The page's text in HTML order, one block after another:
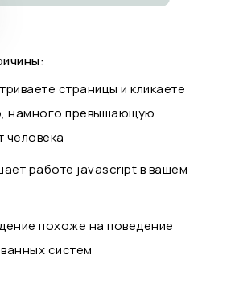
страницы и кликаете
намного превышающую
работе javascript в вашем
похоже на поведение
систем